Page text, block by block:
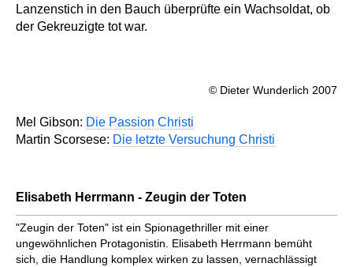
Lanzenstich in den Bauch überprüfte ein Wachsoldat, ob
der Gekreuzigte tot war.
© Dieter Wunderlich 2007
Mel Gibson: Die Passion Christi
Martin Scorsese: Die letzte Versuchung Christi
Elisabeth Herrmann - Zeugin der Toten
"Zeugin der Toten" ist ein Spionagethriller mit einer
ungewöhnlichen Protagonistin. Elisabeth Herrmann bemüht
sich, die Handlung komplex wirken zu lassen, vernachlässigt